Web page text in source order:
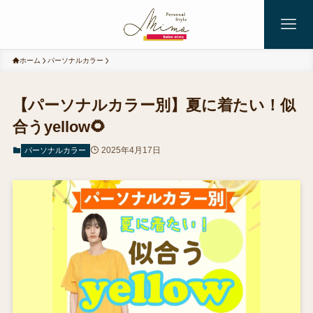
ホーム パーソナルカラー
【パーソナルカラー別】夏に着たい！似
合うyellow🌻
パーソナルカラー 2025年4月17日